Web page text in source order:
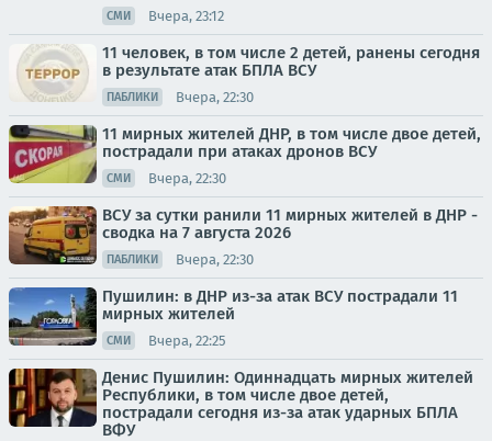
СМИ Вчера, 23:12
11 человек, в том числе 2 детей, ранены сегодня
в результате атак БПЛА ВСУ
ПАБЛИКИ Вчера, 22:30
11 мирных жителей ДНР, в том числе двое детей,
пострадали при атаках дронов ВСУ
СМИ Вчера, 22:30
ВСУ за сутки ранили 11 мирных жителей в ДНР -
сводка на 7 августа 2026
ПАБЛИКИ Вчера, 22:30
Пушилин: в ДНР из-за атак ВСУ пострадали 11
мирных жителей
СМИ Вчера, 22:25
Денис Пушилин: Одиннадцать мирных жителей
Республики, в том числе двое детей,
пострадали сегодня из-за атак ударных БПЛА
ВФУ